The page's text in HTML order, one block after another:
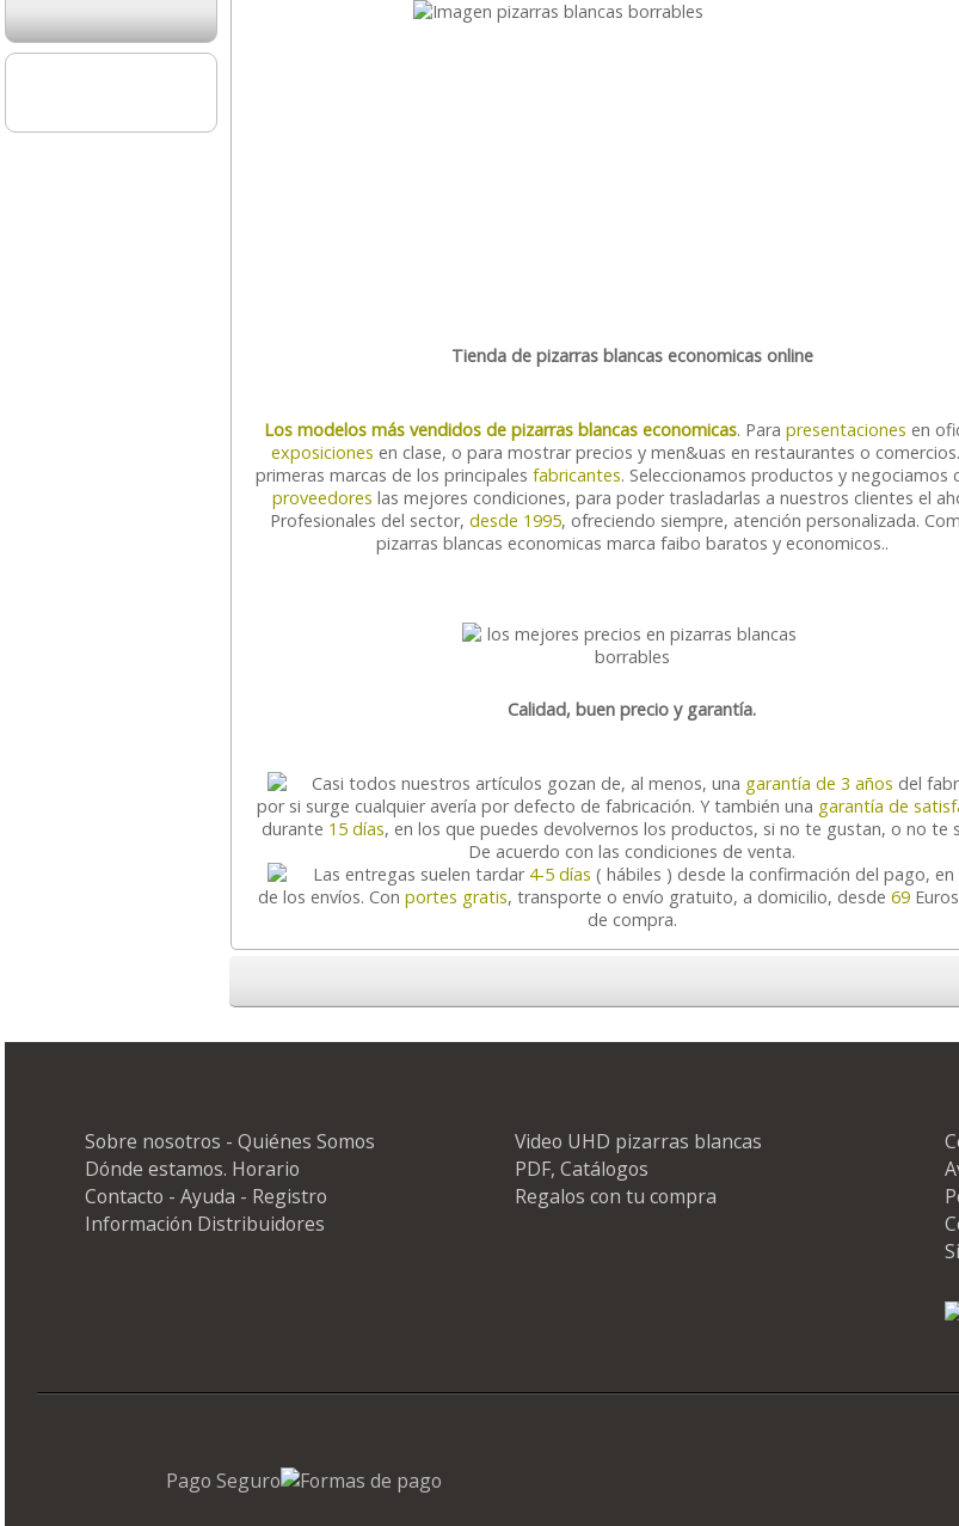
Tienda de pizarras blancas economicas online
Los modelos más vendidos de pizarras blancas economicas. Parapresentaciones en
exposiciones en clase, o para mostrar precios y men&uas en restaurantes o
primeras marcas de los principales fabricantes. Seleccionamos productos y negociamos
proveedores las mejores condiciones, para poder trasladarlas a nuestros clientes el
Profesionales del sector,desde 1995, ofreciendo siempre, atención personalizada.
pizarras blancas economicas marca faibo baratos y economicos..
Calidad, buen precio y garantía.
Casi todos nuestros artículos gozan de, al menos, una garantía de 3 años del
por si surge cualquier avería por defecto de fabricación. Y también una garantía de
durante 15 días, en los que puedes devolvernos los productos, si no te gustan, o no te
De acuerdo con las condiciones de venta.
Las entregas suelen tardar 4-5 días ( hábiles ) desde la confirmación del pago, en
de los envíos. Con portes gratis, transporte o envío gratuito, a domicilio, desde 69
de compra.
Sobre nosotros - Quiénes Somos
Dónde estamos. Horario
Contacto - Ayuda - Registro
Información Distribuidores
Video UHD pizarras blancas
PDF, Catálogos
Regalos con tu compra
Pago Seguro